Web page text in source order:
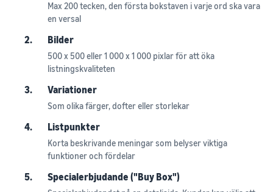
Max 200 tecken, den första bokstaven i varje ord ska vara
en versal
2. Bilder
500 x 500 eller 1 000 x 1 000 pixlar för att öka
listningskvaliteten
3. Variationer
Som olika färger, dofter eller storlekar
4. Listpunkter
Korta beskrivande meningar som belyser viktiga
funktioner och fördelar
5. Specialerbjudande ("Buy Box")